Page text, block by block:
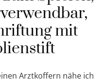
mit
Arztkoffern nähe ich